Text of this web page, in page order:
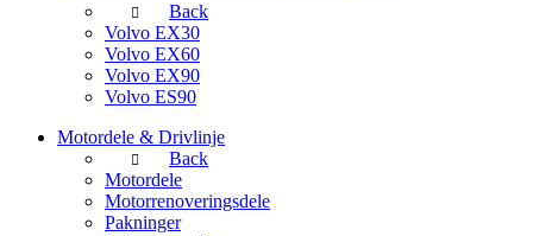
Back
Volvo EX30
Volvo EX60
Volvo EX90
Volvo ES90
Motordele & Drivlinje
Back
Motordele
Motorrenoveringsdele
Pakninger